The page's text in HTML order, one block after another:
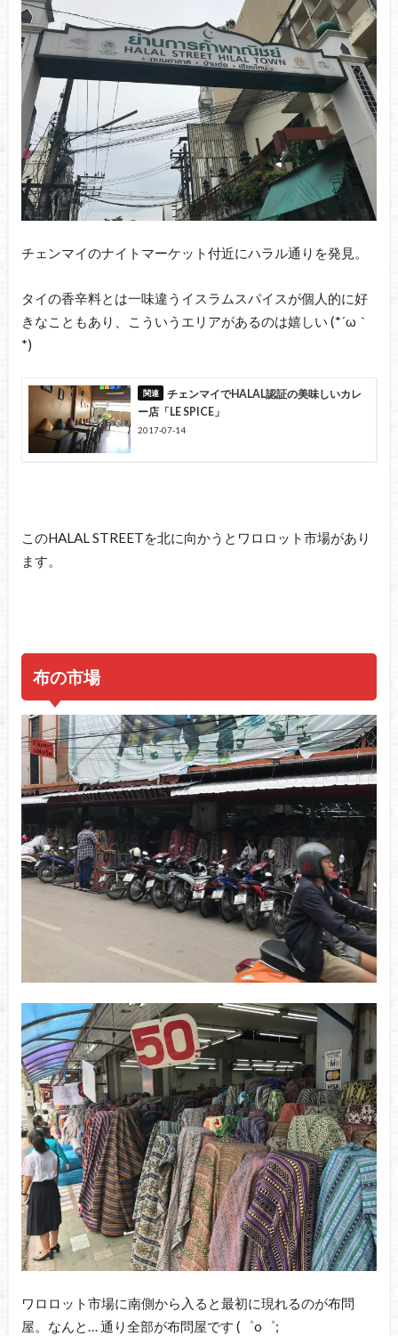
チェンマイのナイトマーケット付近にハラル通りを発見。
タイの香辛料とは一味違うイスラムスパイスが個人的に好
きなこともあり、こういうエリアがあるのは嬉しい (*´ω｀
*)
チェンマイでHALAL認証の美味しいカレ
ー店「LE SPICE」
2017-07-14
このHALAL STREETを北に向かうとワロロット市場があり
ます。
布の市場
ワロロット市場に南側から入ると最初に現れるのが布問
屋。なんと… 通り全部が布問屋です (゜o゜;